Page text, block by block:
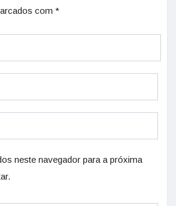
com *
neste navegador para a próxima